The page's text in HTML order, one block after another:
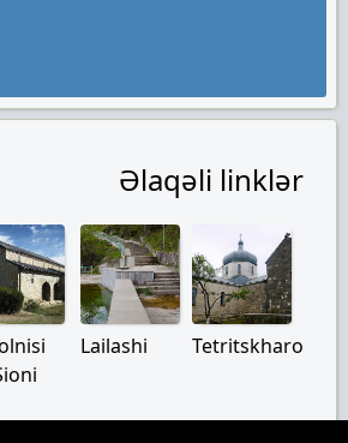
Əlaqəli linklər
Lailashi Tetritskharo